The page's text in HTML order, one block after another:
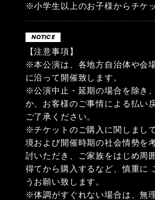
※小学生以上のお子様からチケ
NOTICE
【注意事項】
※本公演は、各地方自治体や会
に沿って開催致します。
※公演中止・延期の場合を除き
か、お客様のご事情による払い
ご了承ください。
※チケットのご購入に関しまし
境および開催時期の社会情勢を
討いただき、ご家族をはじめ周
得てから購入するなど、慎重に
うお願い致します。
※体調がすぐれない場合は、無